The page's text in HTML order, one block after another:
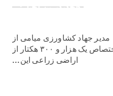
جدیدترین اخبار:
مدیر جهاد کشاورزی میامی از
اختصاص یک هزار و ۳۰۰ هکتار از
اراضی زراعی این...